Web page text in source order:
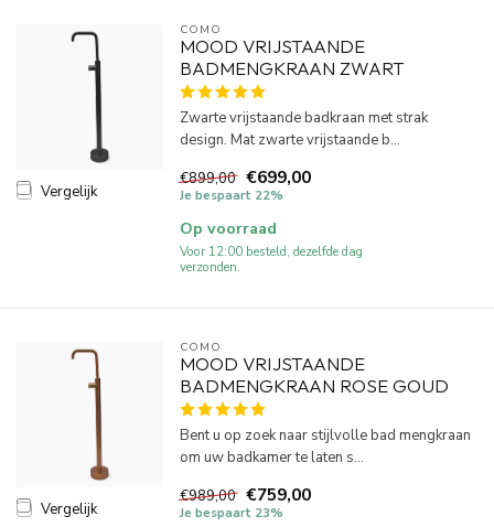
Vergelijk
COMO
MOOD VRIJSTAANDE
BADMENGKRAAN ZWART
Zwarte vrijstaande badkraan met strak
design. Mat zwarte vrijstaande b...
€899,00 €699,00
Je bespaart 22%
Op voorraad
Voor 12:00 besteld, dezelfde dag
verzonden.
Vergelijk
COMO
MOOD VRIJSTAANDE
BADMENGKRAAN ROSE GOUD
Bent u op zoek naar stijlvolle bad mengkraan
om uw badkamer te laten s...
€989,00 €759,00
Je bespaart 23%